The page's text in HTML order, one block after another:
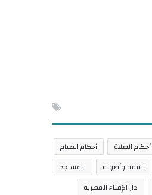
أحكام الصلاة
أحكام الصيام
الفقه وأصوله
المساجد
دار الإفتاء المصرية